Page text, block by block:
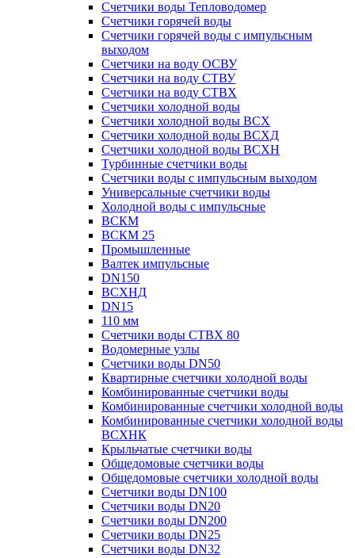
Счетчики воды Тепловодомер
Счетчики горячей воды
Счетчики горячей воды с импульсным
выходом
Счетчики на воду ОСВУ
Счетчики на воду СТВУ
Счетчики на воду СТВХ
Счетчики холодной воды
Счетчики холодной воды ВСХ
Счетчики холодной воды ВСХД
Счетчики холодной воды ВСХН
Турбинные счетчики воды
Счетчики воды с импульсным выходом
Универсальные счетчики воды
Холодной воды с импульсные
ВСКМ
ВСКМ 25
Промышленные
Валтек импульсные
DN150
ВСХНД
DN15
110 мм
Счетчики воды СТВХ 80
Водомерные узлы
Счетчики воды DN50
Квартирные счетчики холодной воды
Комбинированные счетчики воды
Комбинированные счетчики холодной воды
Комбинированные счетчики холодной воды
ВСХНК
Крыльчатые счетчики воды
Общедомовые счетчики воды
Общедомовые счетчики холодной воды
Счетчики воды DN100
Счетчики воды DN20
Счетчики воды DN200
Счетчики воды DN25
Счетчики воды DN32